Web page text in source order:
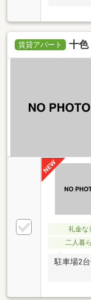
賃貸アパート 十色
礼金な
二人暮
駐車場2